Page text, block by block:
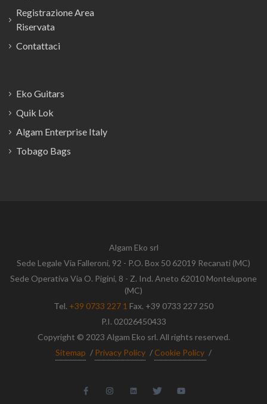
Registrazione Area
Riservata
Contattaci
Eko Guitars
Quik Lok
Algam Enterprise Italy
Tobago Bags
Algam Eko srl
Sede Legale Via Falleroni, 92 - P.O. Box 50 62019 Recanati (MC)
Sede Operativa Via O. Pigini, 8 - Z. Ind. Aneto 62010 Montelupone
(MC)
Tel. +39 0733 227 1 Fax. +39 0733 227 250
P.I. 02026450433
Copyright © 2023 Algam Eko srl. All rights reserved.
Sitemap / Privacy Policy / Cookie Policy /